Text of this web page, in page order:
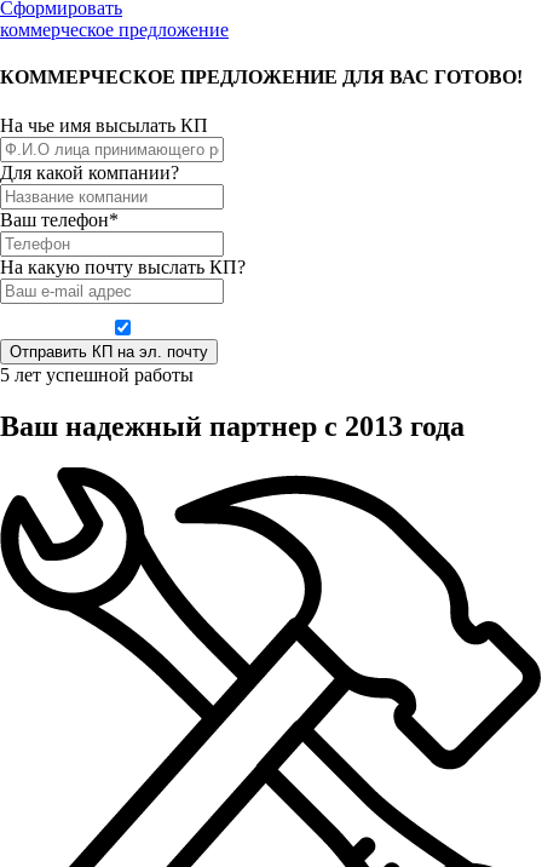
Сформировать
коммерческое предложение
КОММЕРЧЕСКОЕ ПРЕДЛОЖЕНИЕ ДЛЯ ВАС ГОТОВО!
На чье имя высылать КП
Для какой компании?
Ваш телефон*
На какую почту выслать КП?
5 лет успешной работы
Ваш надежный партнер с 2013 года